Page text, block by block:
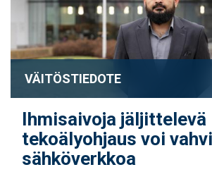
VÄITÖSTIEDOTE
Ihmisaivoja jäljittelevä
tekoälyohjaus voi
sähköverkkoa